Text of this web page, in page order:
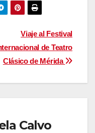
Viaje al Festival
de Teatro
Clásico de Mérida
Calvo